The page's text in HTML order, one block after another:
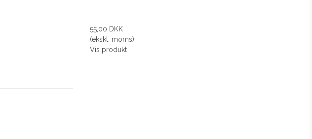
55,00 DKK
(ekskl. moms)
Vis produkt